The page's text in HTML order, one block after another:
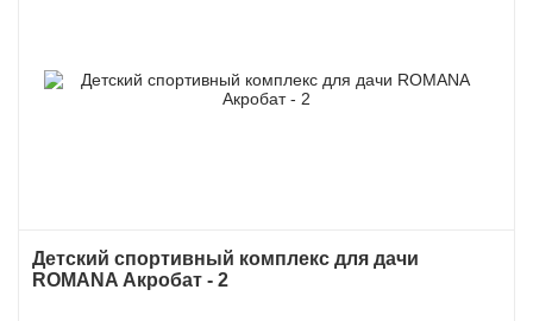
Детский спортивный комплекс для дачи
ROMANA Акробат - 2